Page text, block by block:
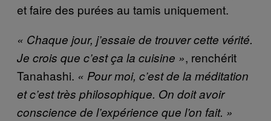
et faire des purées au tamis uniquement.
« Chaque jour, j’essaie de trouver cette vérité.
Je crois que c’est ça la cuisine », renchérit
Tanahashi. « Pour moi, c’est de la méditation
et c’est très philosophique. On doit avoir
conscience de l’expérience que l’on fait. »